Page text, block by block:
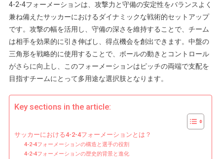
2-
4
フ
ォ
ー
メ
戦
4-2-4フォーメーションは、攻撃力と守備の安定性をバランスよく
兼ね備えたサッカーにおけるダイナミックな戦術的セットアップ
です。攻撃の幅を活用し、守備の深さを維持することで、チーム
は相手を効果的に引き伸ばし、得点機会を創出できます。中盤の
三角形を戦略的に使用することで、ボールの動きとコントロール
がさらに向上し、このフォーメーションはピッチの両端で支配を
目指すチームにとって多用途な選択肢となります。
Key sections in the article:
サッカーにおける4-2-4フォーメーションとは？
4-2-4フォーメーションの構造と選手の役割
4-2-4フォーメーションの歴史的背景と進化